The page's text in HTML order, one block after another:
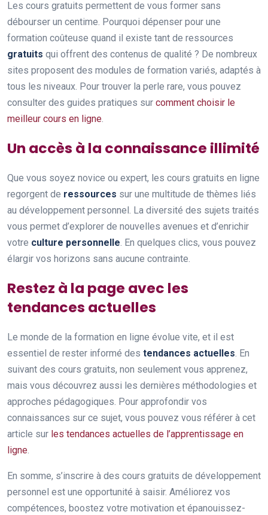
Les cours gratuits permettent de vous former sans
débourser un centime. Pourquoi dépenser pour une
formation coûteuse quand il existe tant de ressources
gratuits qui offrent des contenus de qualité ? De nombreux
sites proposent des modules de formation variés, adaptés à
tous les niveaux. Pour trouver la perle rare, vous pouvez
consulter des guides pratiques sur comment choisir le
meilleur cours en ligne.
Un accès à la connaissance illimité
Que vous soyez novice ou expert, les cours gratuits en ligne
regorgent de ressources sur une multitude de thèmes liés
au développement personnel. La diversité des sujets traités
vous permet d’explorer de nouvelles avenues et d’enrichir
votre culture personnelle. En quelques clics, vous pouvez
élargir vos horizons sans aucune contrainte.
Restez à la page avec les
tendances actuelles
Le monde de la formation en ligne évolue vite, et il est
essentiel de rester informé des tendances actuelles. En
suivant des cours gratuits, non seulement vous apprenez,
mais vous découvrez aussi les dernières méthodologies et
approches pédagogiques. Pour approfondir vos
connaissances sur ce sujet, vous pouvez vous référer à cet
article sur les tendances actuelles de l’apprentissage en
ligne.
En somme, s’inscrire à des cours gratuits de développement
personnel est une opportunité à saisir. Améliorez vos
compétences, boostez votre motivation et épanouissez-